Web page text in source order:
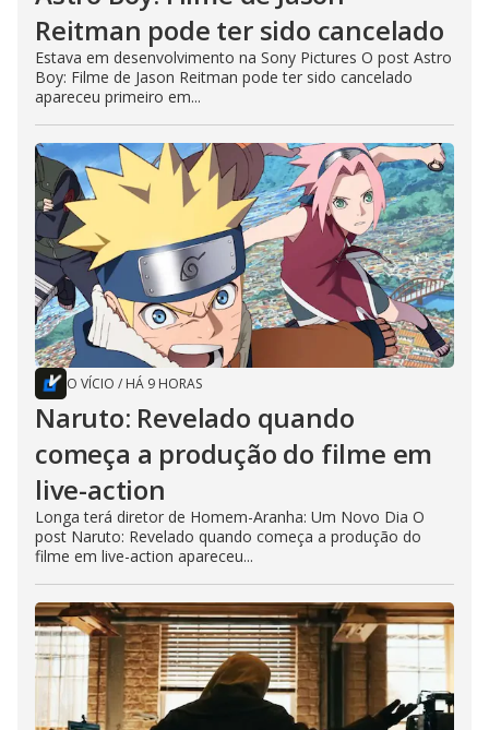
Reitman pode ter sido cancelado
Estava em desenvolvimento na Sony Pictures O post Astro
Boy: Filme de Jason Reitman pode ter sido cancelado
apareceu primeiro em...
O VÍCIO / HÁ 9 HORAS
Naruto: Revelado quando
começa a produção do filme em
live-action
Longa terá diretor de Homem-Aranha: Um Novo Dia O
post Naruto: Revelado quando começa a produção do
filme em live-action apareceu...